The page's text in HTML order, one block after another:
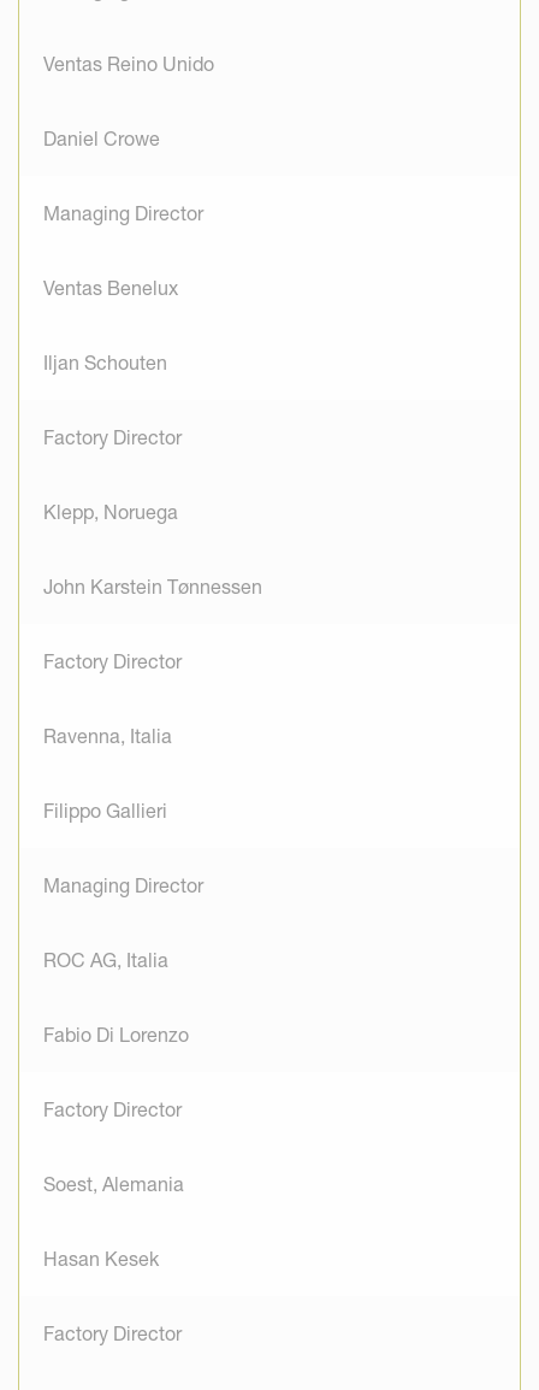
Ventas Reino Unido
Daniel Crowe
Managing Director
Ventas Benelux
Iljan Schouten
Factory Director
Klepp, Noruega
John Karstein Tønnessen
Factory Director
Ravenna, Italia
Filippo Gallieri
Managing Director
ROC AG, Italia
Fabio Di Lorenzo
Factory Director
Soest, Alemania
Hasan Kesek
Factory Director